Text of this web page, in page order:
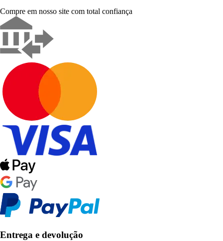
Compre em nosso site com total confiança
Entrega e devolução